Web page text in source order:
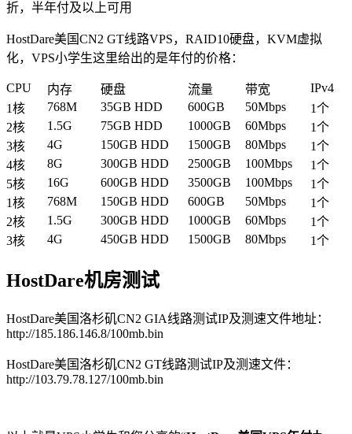
折，半年付及以上可用
HostDare美国CN2 GT线路VPS，RAID10硬盘，KVM虚拟
化，VPS小学生这里给出的是年付的价格：
CPU 内存 硬盘 流量 带宽
IPv4
1核
768M 35GB HDD 600GB 50Mbps
1个
2核
1.5G 75GB HDD 1000GB 60Mbps
1个
3核
4G 150GB HDD 1500GB 80Mbps
1个
4核
8G 300GB HDD 2500GB 100Mbps
1个
5核
16G 600GB HDD 3500GB 100Mbps
1个
1核
768M 150GB HDD 600GB 50Mbps
1个
2核
1.5G 300GB HDD 1000GB 60Mbps
1个
3核
4G 450GB HDD 1500GB 80Mbps 1个
HostDare机房测试
HostDare美国洛杉矶CN2 GIA线路测试IP及测速文件地址：
http://185.186.146.8/100mb.bin
HostDare美国洛杉矶CN2 GT线路测试IP及测速文件：
http://103.79.78.127/100mb.bin